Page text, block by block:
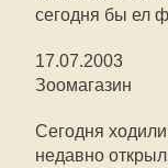
сегодня бы ел
17.07.2003
Зоомагазин
Сегодня
недавно